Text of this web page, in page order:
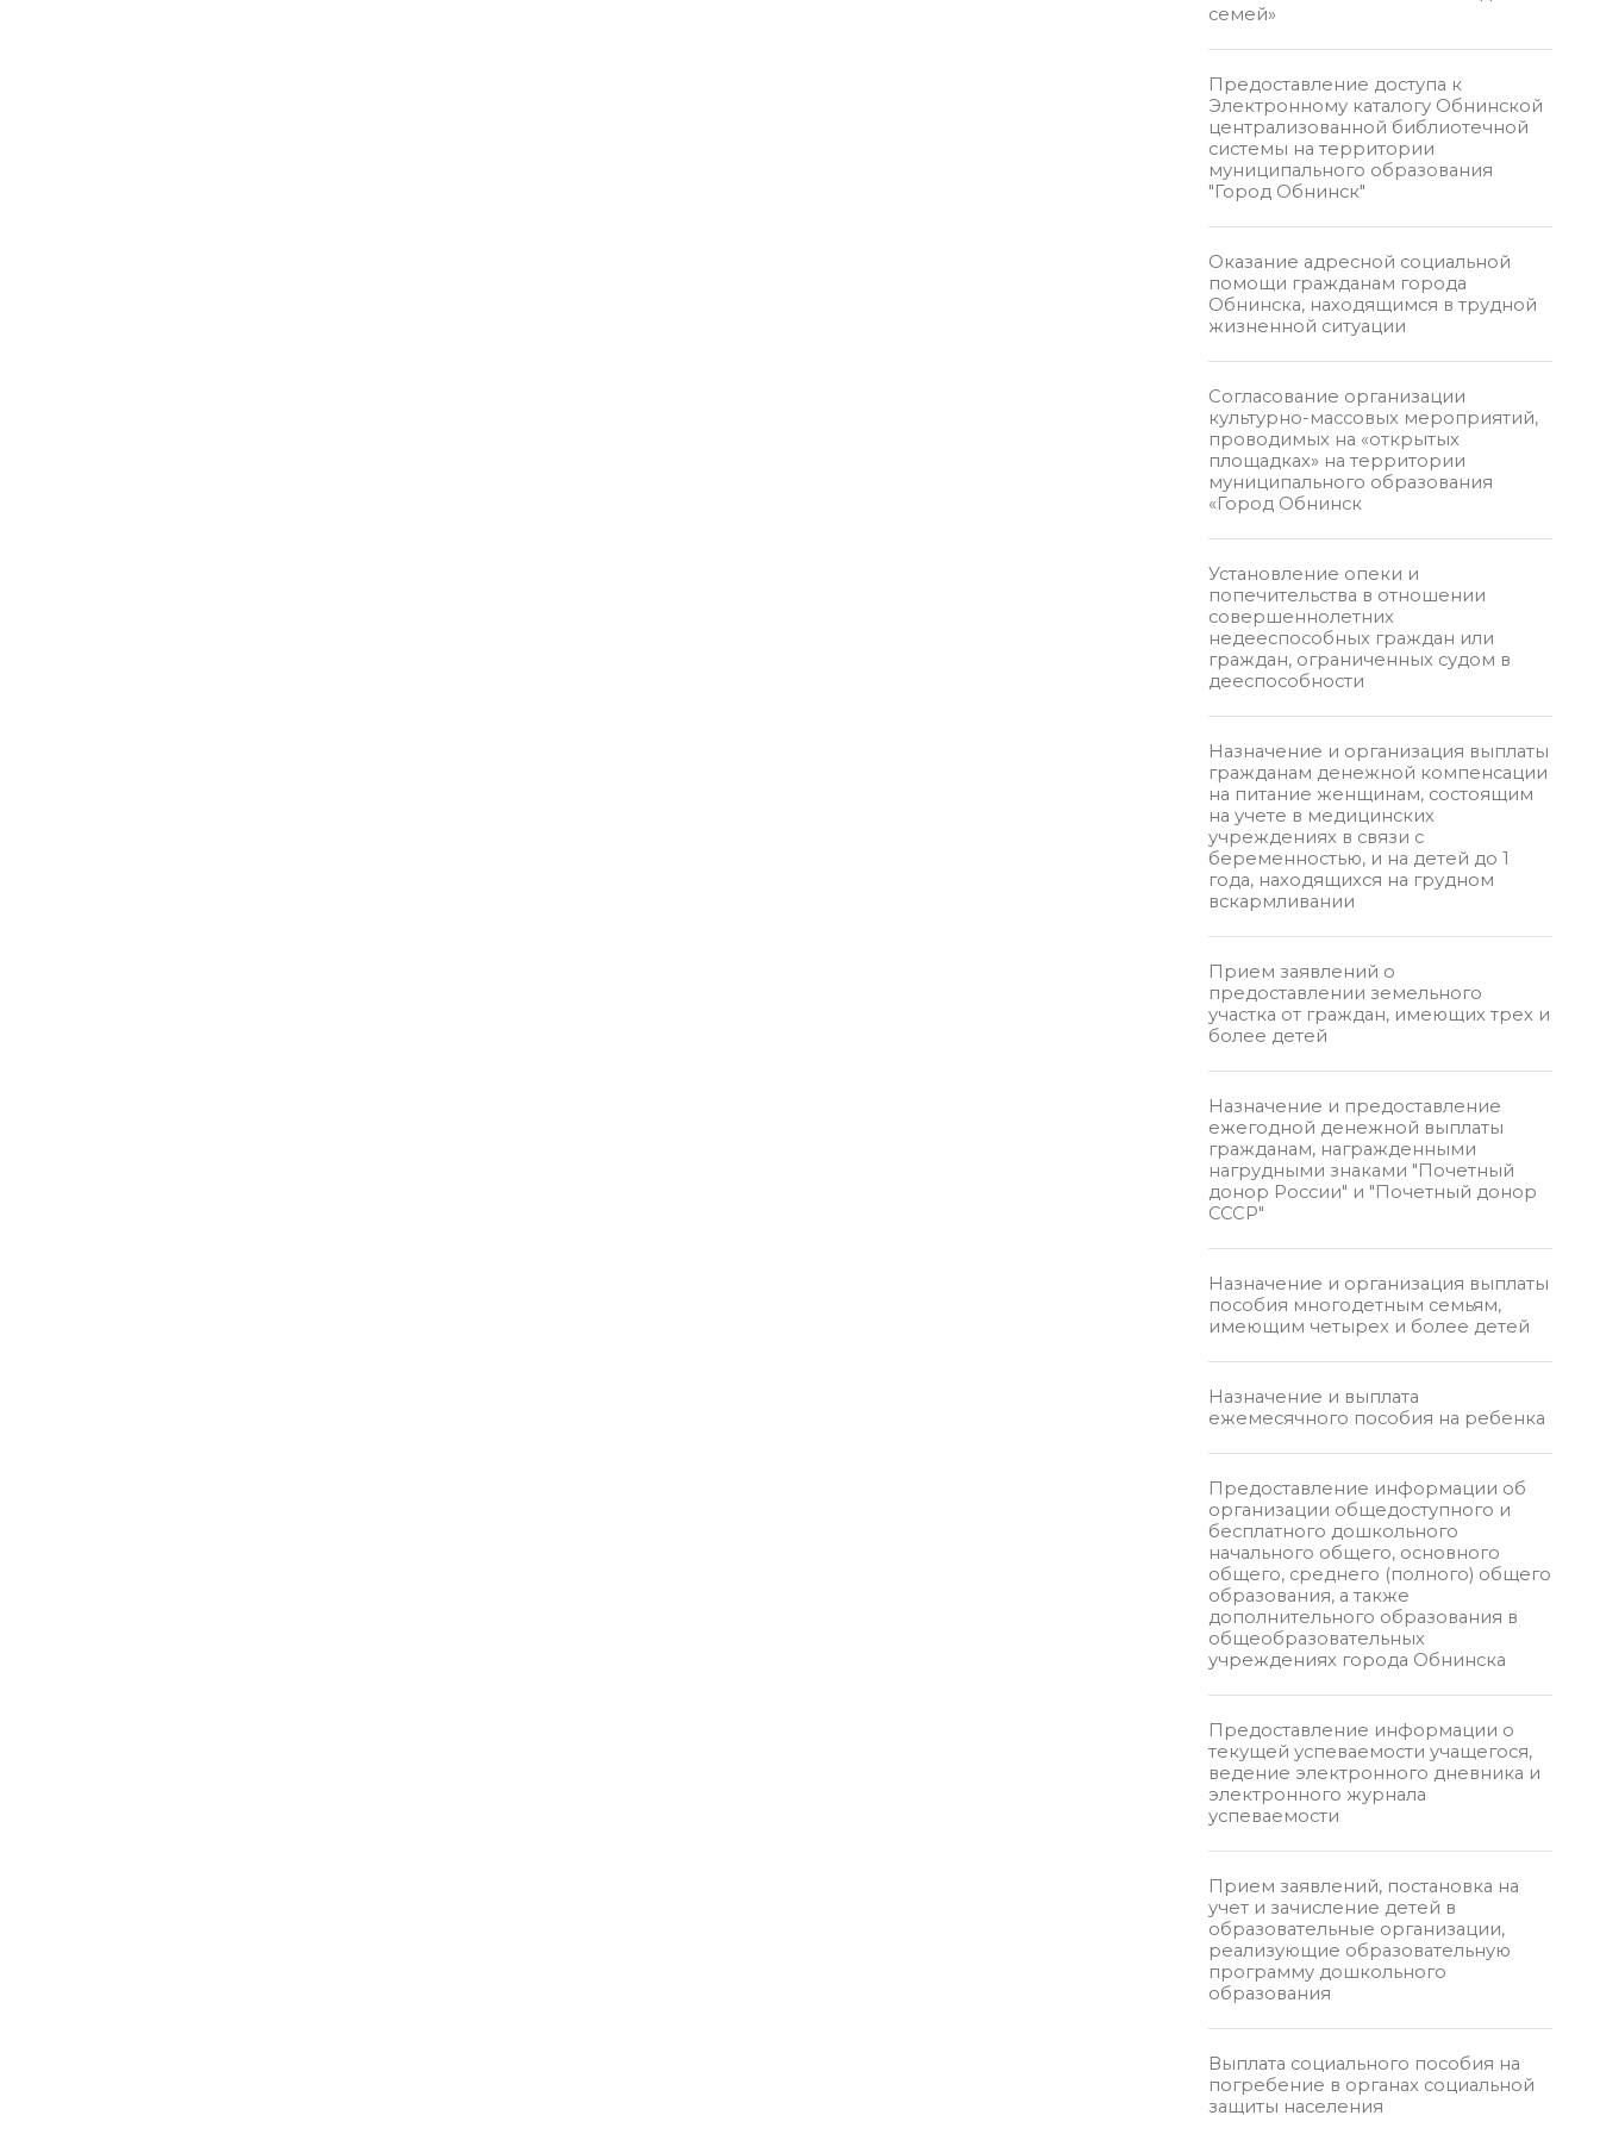
семей»
Предоставление доступа к
Электронному каталогу Обнинской
централизованной библиотечной
системы на территории
муниципального образования
"Город Обнинск"
Оказание адресной социальной
помощи гражданам города
Обнинска, находящимся в трудной
жизненной ситуации
Согласование организации
культурно-массовых мероприятий,
проводимых на «открытых
площадках» на территории
муниципального образования
«Город Обнинск
Установление опеки и
попечительства в отношении
совершеннолетних
недееспособных граждан или
граждан, ограниченных судом в
дееспособности
Назначение и организация выплаты
гражданам денежной компенсации
на питание женщинам, состоящим
на учете в медицинских
учреждениях в связи с
беременностью, и на детей до 1
года, находящихся на грудном
вскармливании
Прием заявлений о
предоставлении земельного
участка от граждан, имеющих трех и
более детей
Назначение и предоставление
ежегодной денежной выплаты
гражданам, награжденными
нагрудными знаками "Почетный
донор России" и "Почетный донор
СССР"
Назначение и организация выплаты
пособия многодетным семьям,
имеющим четырех и более детей
Назначение и выплата
ежемесячного пособия на ребенка
Предоставление информации об
организации общедоступного и
бесплатного дошкольного
начального общего, основного
общего, среднего (полного) общего
образования, а также
дополнительного образования в
общеобразовательных
учреждениях города Обнинска
Предоставление информации о
текущей успеваемости учащегося,
ведение электронного дневника и
электронного журнала
успеваемости
Прием заявлений, постановка на
учет и зачисление детей в
образовательные организации,
реализующие образовательную
программу дошкольного
образования
Выплата социального пособия на
погребение в органах социальной
защиты населения